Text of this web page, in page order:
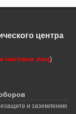
центра
частных лиц)
и заземлению